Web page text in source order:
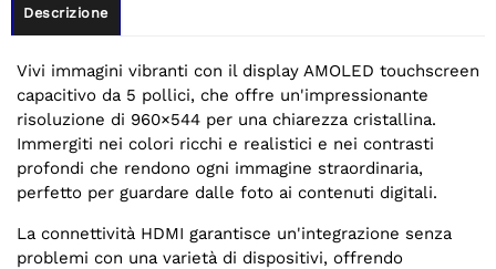
Descrizione
Vivi immagini vibranti con il display AMOLED touchscreen
capacitivo da 5 pollici, che offre un'impressionante
risoluzione di 960×544 per una chiarezza cristallina.
Immergiti nei colori ricchi e realistici e nei contrasti
profondi che rendono ogni immagine straordinaria,
perfetto per guardare dalle foto ai contenuti digitali.
La connettività HDMI garantisce un'integrazione senza
problemi con una varietà di dispositivi, offrendo